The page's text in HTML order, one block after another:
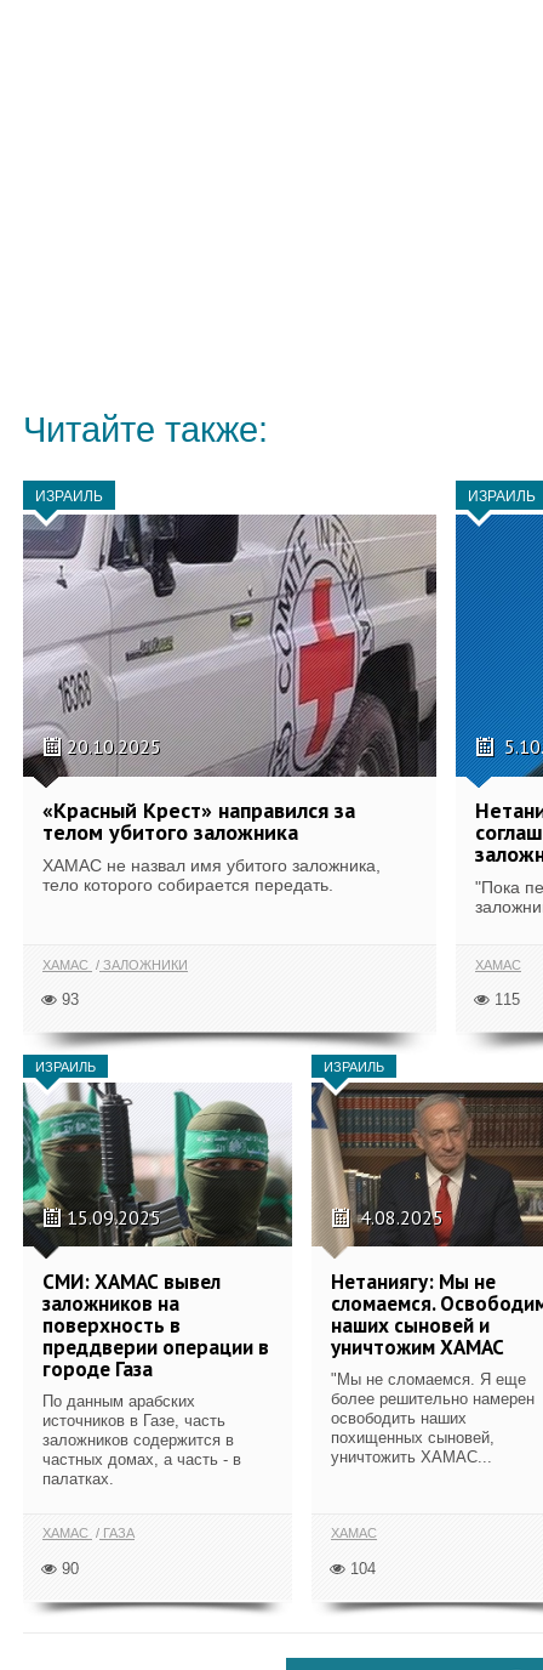
Читайте также:
ИЗРАИЛЬ
20.10.2025
«Красный Крест» направился за
телом убитого заложника
ХАМАС не назвал имя убитого заложника,
тело которого собирается передать.
ХАМАС ЗАЛОЖНИКИ
93
ИЗРАИЛЬ
"Пока
ХАМАС
115
ИЗРАИЛЬ
15.09.2025
СМИ: ХАМАС вывел
заложников на
поверхность в
преддверии операции в
городе Газа
По данным арабских
источников в Газе, часть
заложников содержится в
частных домах, а часть - в
палатках.
ХАМАС ГАЗА
90
ИЗРАИЛЬ
4.08.2025
Нетаниягу: Мы не
сломаемся.
наших сыновей и
уничтожим ХАМАС
"Мы не сломаемся. Я еще
более решительно намерен
освободить наших
похищенных сыновей,
уничтожить ХАМАС...
ХАМАС
104